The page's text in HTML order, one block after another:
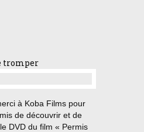
tromper
à Koba Films pour
de découvrir et de
DVD du film « Permis